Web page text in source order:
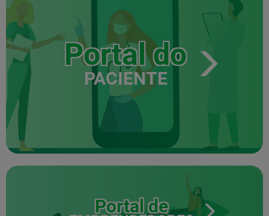
Portal do
PACIENTE
Portal de